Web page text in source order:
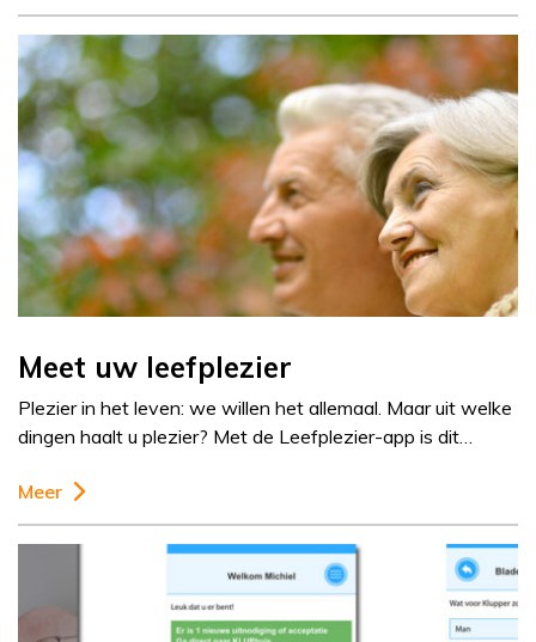
Meet uw leefplezier
Plezier in het leven: we willen het allemaal. Maar uit welke
dingen haalt u plezier? Met de Leefplezier-app is dit…
Meer